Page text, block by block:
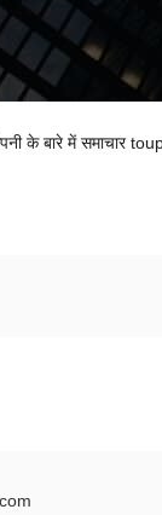
के बारे में समाचार